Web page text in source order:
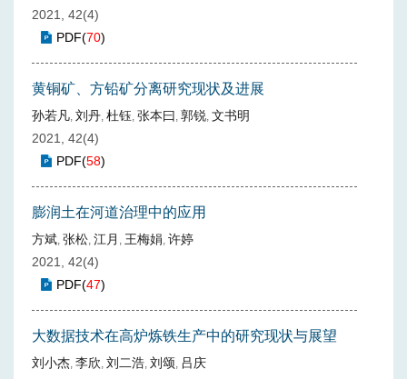
2021, 42(4)
PDF(70)
黄铜矿、方铅矿分离研究现状及进展
孙若凡, 刘丹, 杜钰, 张本曰, 郭锐, 文书明
2021, 42(4)
PDF(58)
膨润土在河道治理中的应用
方斌, 张松, 江月 , 王梅娟, 许婷
2021, 42(4)
PDF(47)
大数据技术在高炉炼铁生产中的研究现状与展望
刘小杰, 李欣, 刘二浩, 刘颂, 吕庆